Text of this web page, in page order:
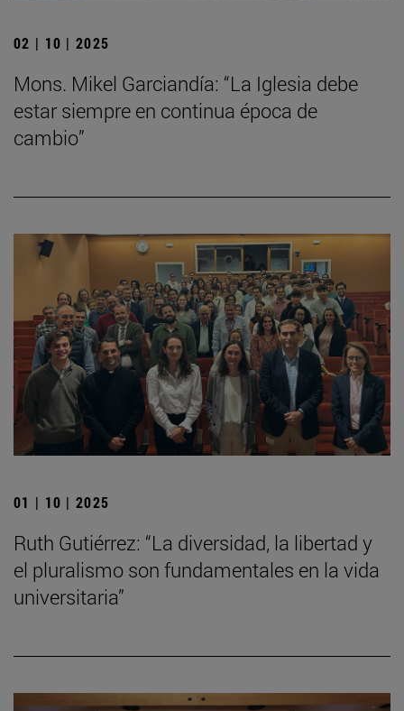
02 | 10 | 2025
Mons. Mikel Garciandía: “La Iglesia debe
estar siempre en continua época de
cambio”
01 | 10 | 2025
Ruth Gutiérrez: “La diversidad, la libertad y
el pluralismo son fundamentales en la vida
universitaria”